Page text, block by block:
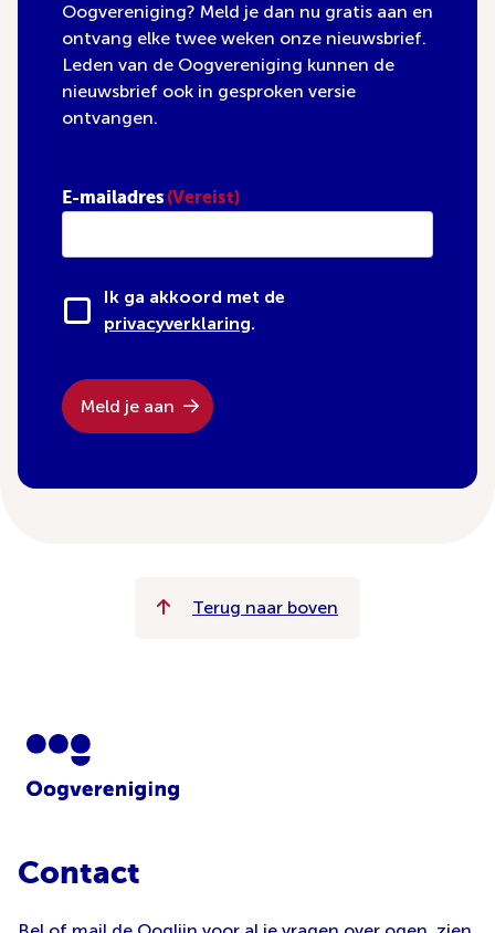
Oogvereniging? Meld je dan nu gratis aan en
ontvang elke twee weken onze nieuwsbrief.
Leden van de Oogvereniging kunnen de
nieuwsbrief ook in gesproken versie
ontvangen.
E-mailadres (Vereist)
Ik ga akkoord met de
privacyverklaring.
Meld je aan
Terug naar boven
Contact